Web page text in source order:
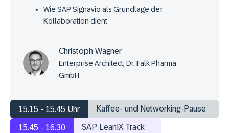
Wie SAP Signavio als Grundlage der
Kollaboration dient
Christoph Wagner
Enterprise Architect, Dr. Falk Pharma
GmbH
15.15 - 15.45 Uhr Kaffee- und Networking-Pause
15.45 - 16.30 SAP LeanIX Track